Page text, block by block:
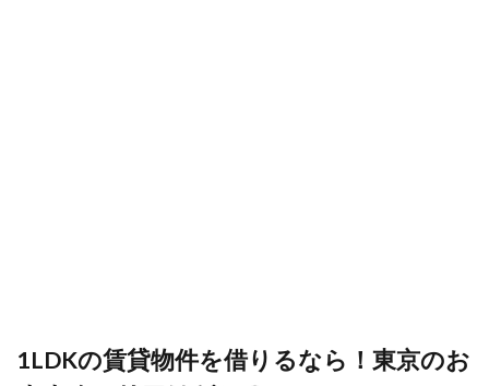
1LDKの賃貸物件を借りるなら！東京のお